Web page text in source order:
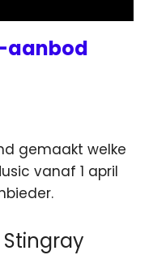
aanbod
gemaakt welke
vanaf 1 april
Stingray